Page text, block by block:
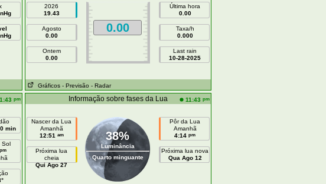
2026
19.43
Agosto
0.00
Ontem
0.00
0.00
Última hora
0.00
Taxa/h
0.000
Last rain
10-28-2025
Gráficos - Previsão - Radar
pm
min
Sol
pm
Informação sobre fases da Lua 11:43 pm
Nascer da Lua
Amanhã
12:51 am
Próxima lua
cheia
Qui Ago 27
38%
Luminância
Quarto minguante
Pôr da Lua
Amanhã
4:14 pm
Próxima lua nova
Qua Ago 12